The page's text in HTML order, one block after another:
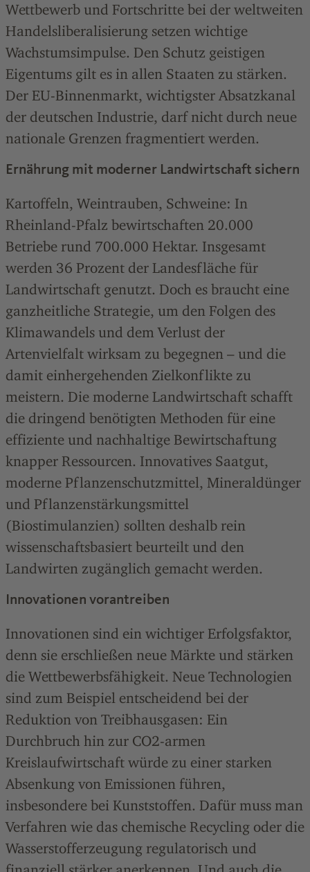
Wettbewerb und Fortschritte bei der weltweiten
Handelsliberalisierung setzen wichtige
Wachstumsimpulse. Den Schutz geistigen
Eigentums gilt es in allen Staaten zu stärken.
Der EU-Binnenmarkt, wichtigster Absatzkanal
der deutschen Industrie, darf nicht durch neue
nationale Grenzen fragmentiert werden.
Ernährung mit moderner Landwirtschaft sichern
Kartoffeln, Weintrauben, Schweine: In
Rheinland-Pfalz bewirtschaften 20.000
Betriebe rund 700.000 Hektar. Insgesamt
werden 36 Prozent der Landesfläche für
Landwirtschaft genutzt. Doch es braucht eine
ganzheitliche Strategie, um den Folgen des
Klimawandels und dem Verlust der
Artenvielfalt wirksam zu begegnen – und die
damit einhergehenden Zielkonflikte zu
meistern. Die moderne Landwirtschaft schafft
die dringend benötigten Methoden für eine
effiziente und nachhaltige Bewirtschaftung
knapper Ressourcen. Innovatives Saatgut,
moderne Pflanzenschutzmittel, Mineraldünger
und Pflanzenstärkungsmittel
(Biostimulanzien) sollten deshalb rein
wissenschaftsbasiert beurteilt und den
Landwirten zugänglich gemacht werden.
Innovationen vorantreiben
Innovationen sind ein wichtiger Erfolgsfaktor,
denn sie erschließen neue Märkte und stärken
die Wettbewerbsfähigkeit. Neue Technologien
sind zum Beispiel entscheidend bei der
Reduktion von Treibhausgasen: Ein
Durchbruch hin zur CO2-armen
Kreislaufwirtschaft würde zu einer starken
Absenkung von Emissionen führen,
insbesondere bei Kunststoffen. Dafür muss man
Verfahren wie das chemische Recycling oder die
Wasserstofferzeugung regulatorisch und